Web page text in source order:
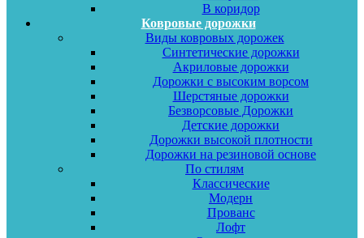
В коридор
Ковровые дорожки
Виды ковровых дорожек
Синтетические дорожки
Акриловые дорожки
Дорожки с высоким ворсом
Шерстяные дорожки
Безворсовые Дорожки
Детские дорожки
Дорожки высокой плотности
Дорожки на резиновой основе
По стилям
Классические
Модерн
Прованс
Лофт